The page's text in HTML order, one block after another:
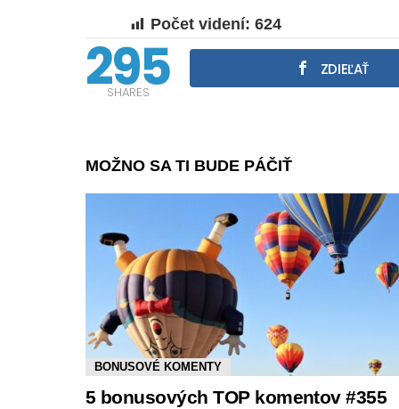
Počet videní: 624
295
SHARES
ZDIEĽAŤ
MOŽNO SA TI BUDE PÁČIŤ
BONUSOVÉ KOMENTY
5 bonusových TOP komentov #355